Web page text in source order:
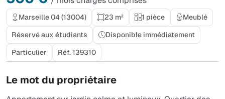
Marseille 04 (13004) 23 m² 1 pièce
Meublé
Réservé aux étudiants
Disponible immédiatement
Particulier
Réf. 139310
Le mot du propriétaire